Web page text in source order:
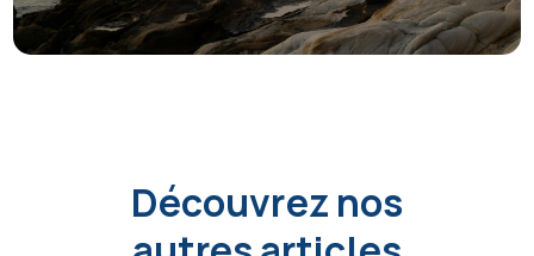
Découvrez nos